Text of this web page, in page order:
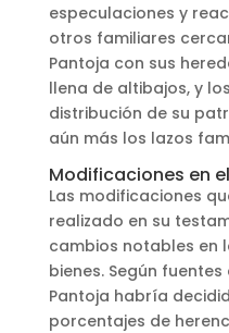
especulaciones y
otros familiares
Pantoja con sus
llena de altibajos, y
distribución de su
aún más los lazos
Modificaciones en
Las modificaciones
realizado en su
cambios notables en
bienes. Según
Pantoja habría
porcentajes de